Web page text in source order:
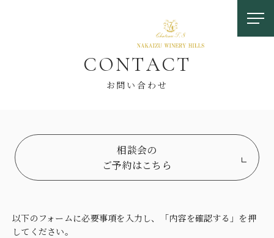
お問い合わせ
0558-83-5116
TOP
CONTACT
お問い合わせ
相談会の
ご予約はこちら
以下のフォームに必要事項を入力し、「内容を確認する」を押
してください。